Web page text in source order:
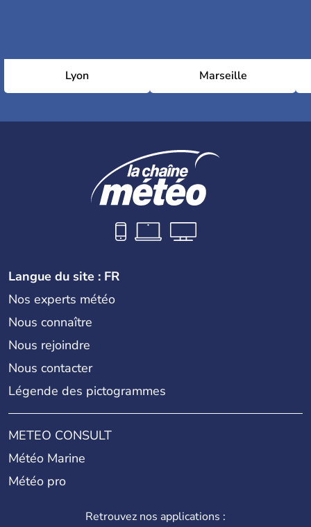
Lyon Marseille
Langue du site : FR
Nos experts météo
Nous connaître
Nous rejoindre
Nous contacter
Légende des pictogrammes
METEO CONSULT
Météo Marine
Météo pro
Retrouvez nos applications :